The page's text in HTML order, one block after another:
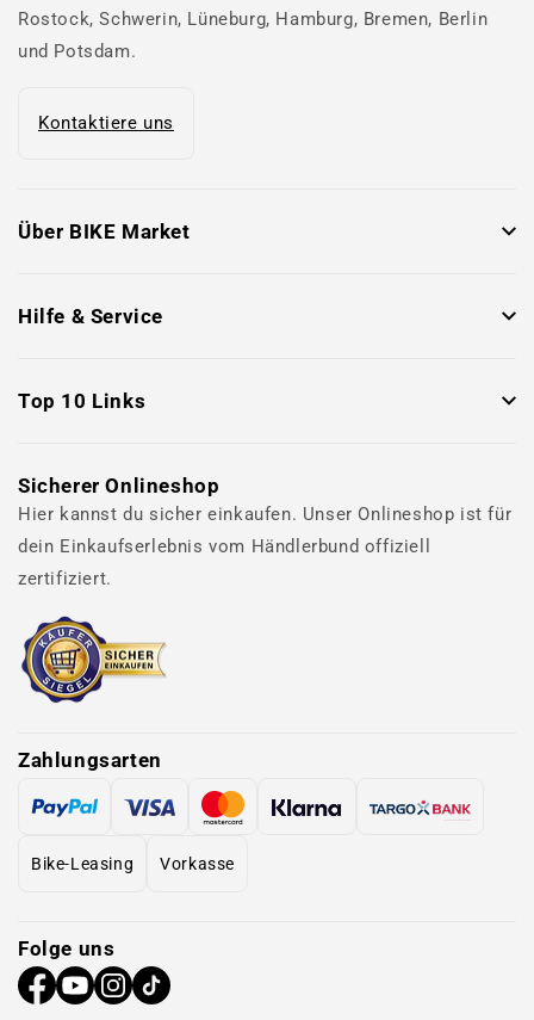
Rostock, Schwerin, Lüneburg, Hamburg, Bremen, Berlin
und Potsdam.
Kontaktiere uns
Über BIKE Market
Hilfe & Service
Top 10 Links
Sicherer Onlineshop
Hier kannst du sicher einkaufen. Unser Onlineshop ist für
dein Einkaufserlebnis vom Händlerbund offiziell
zertifiziert.
Zahlungsarten
Bike-Leasing Vorkasse
Folge uns